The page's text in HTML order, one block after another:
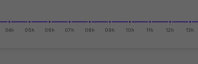
04h 05h 06h 07h 08h 09h 10h 11h 12h 13h